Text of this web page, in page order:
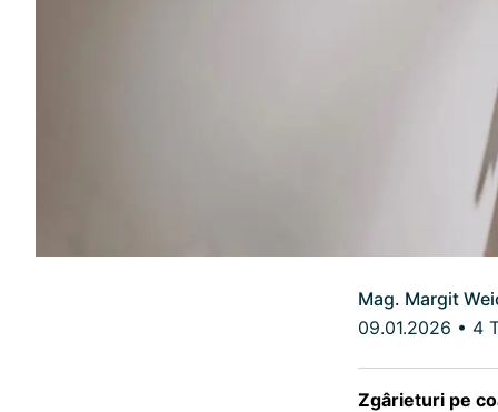
Mag. Margit
09.01.2026 • 4
Zgârieturi pe